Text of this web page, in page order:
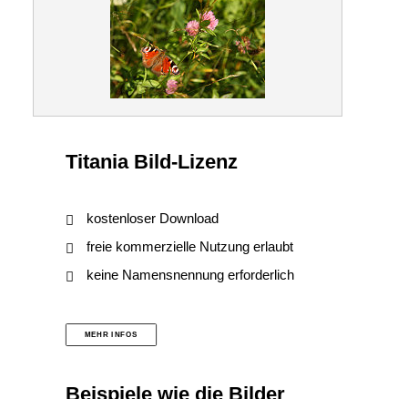
Titania Bild-Lizenz
kostenloser Download
freie kommerzielle Nutzung erlaubt
keine Namensnennung erforderlich
MEHR INFOS
Beispiele wie die Bilder